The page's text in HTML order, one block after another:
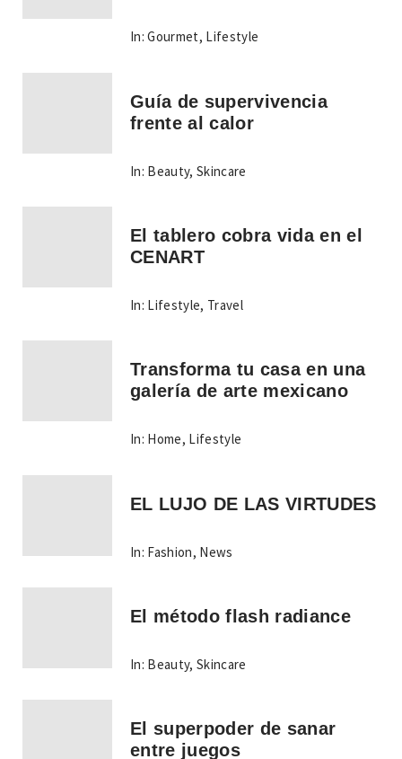
In: Gourmet, Lifestyle
Guía de supervivencia
frente al calor
In: Beauty,Skincare
El tablero cobra vida en el
CENART
In: Lifestyle, Travel
Transforma tu casa en una
galería de arte mexicano
In: Home, Lifestyle
EL LUJO DE LAS VIRTUDES
In: Fashion, News
El método flash radiance
In: Beauty,Skincare
El superpoder de sanar
entre juegos